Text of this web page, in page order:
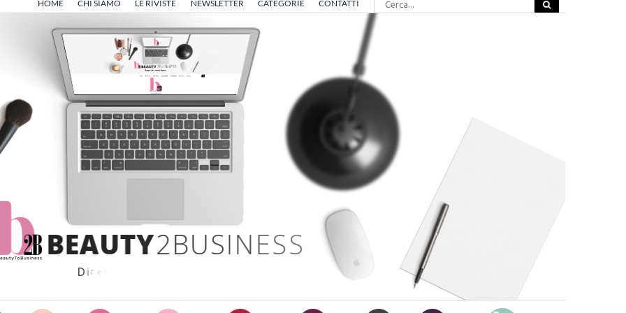
HOME CHI SIAMO LE RIVISTE NEWSLETTER CATEGORIE CONTATTI
per:
BEAUTY2BUSINESS
Dir e